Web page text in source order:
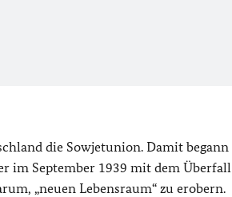
die Sowjetunion. Damit begann
im September 1939 mit dem Überfall
„neuen Lebensraum“ zu erobern.